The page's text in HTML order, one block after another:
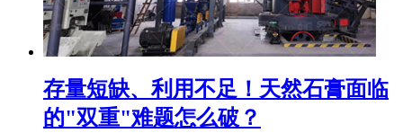
存量短缺、利用不足！天然石膏面临
的"双重"难题怎么破？